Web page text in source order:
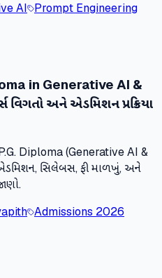
AI Prompt Engineering
in Generative AI &
અને એડમિશન પ્રક્રિયા
P.G. Diploma (Generative AI &
સિલેબસ, ફી માળખું, અને
Admissions 2026